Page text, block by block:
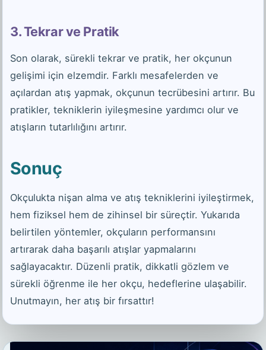
3. Tekrar ve Pratik
Son olarak, sürekli tekrar ve pratik, her okçunun
gelişimi için elzemdir. Farklı mesafelerden ve
açılardan atış yapmak, okçunun tecrübesini artırır. Bu
pratikler, tekniklerin iyileşmesine yardımcı olur ve
atışların tutarlılığını artırır.
Sonuç
Okçulukta nişan alma ve atış tekniklerini iyileştirmek,
hem fiziksel hem de zihinsel bir süreçtir. Yukarıda
belirtilen yöntemler, okçuların performansını
artırarak daha başarılı atışlar yapmalarını
sağlayacaktır. Düzenli pratik, dikkatli gözlem ve
sürekli öğrenme ile her okçu, hedeflerine ulaşabilir.
Unutmayın, her atış bir fırsattır!